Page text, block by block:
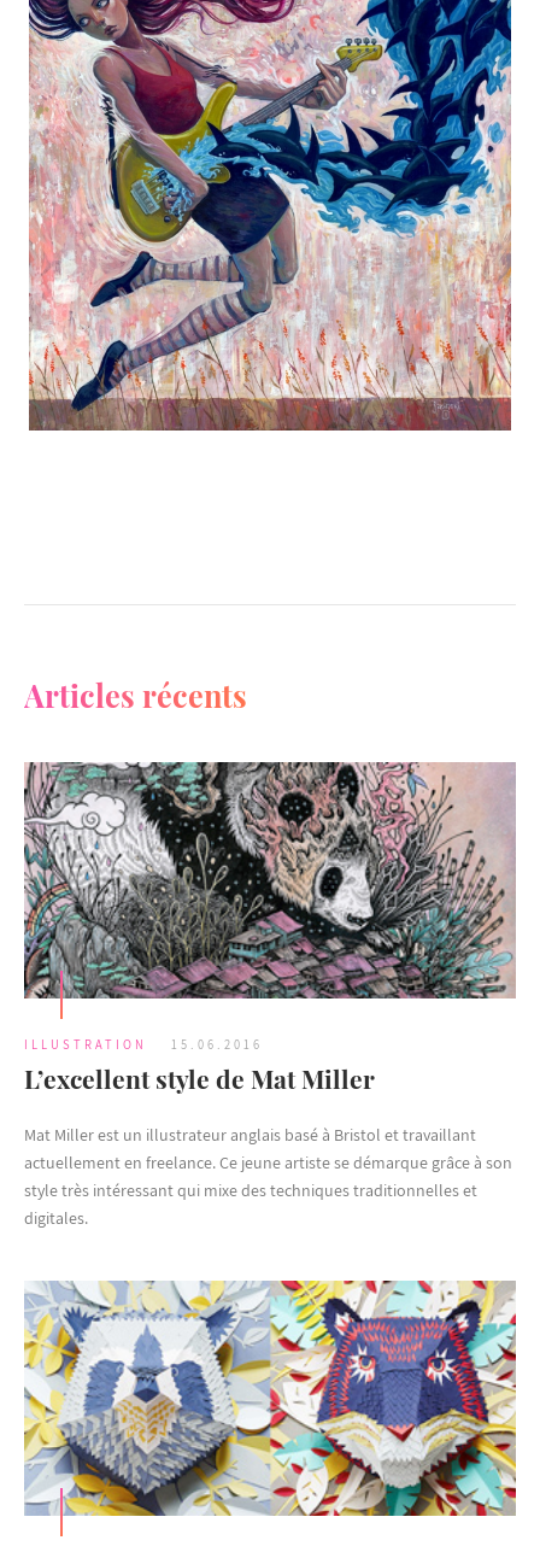
Articles récents
ILLUSTRATION 15.06.2016
L’excellent style de Mat Miller
Mat Miller est un illustrateur anglais basé à Bristol et travaillant
actuellement en freelance. Ce jeune artiste se démarque grâce à son
style très intéressant qui mixe des techniques traditionnelles et
digitales.